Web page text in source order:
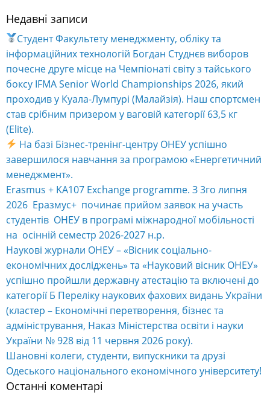
Alternative:
Недавні записи
Студент Факультету менеджменту, обліку та
інформаційних технологій Богдан Студнєв виборов
почесне друге місце на Чемпіонаті світу з тайського
боксу IFMA Senior World Championships 2026, який
проходив у Куала-Лумпурі (Малайзія). Наш спортсмен
став срібним призером у ваговій категорії 63,5 кг
(Elite).
На базі Бізнес-тренінг-центру ОНЕУ успішно
завершилося навчання за програмою «Енергетичний
менеджмент».
Erasmus + KA107 Exchange programme. З 3го липня
2026 Еразмус+ починає прийом заявок на участь
студентів ОНЕУ в програмі міжнародної мобільності
на осінній семестр 2026-2027 н.р.
Наукові журнали ОНЕУ – «Вісник соціально-
економічних досліджень» та «Науковий вісник ОНЕУ»
успішно пройшли державну атестацію та включені до
категорії Б Переліку наукових фахових видань України
(кластер – Економічні перетворення, бізнес та
адміністрування, Наказ Міністерства освіти і науки
України № 928 від 11 червня 2026 року).
Шановні колеги, студенти, випускники та друзі
Одеського національного економічного університету!
Останні коментарі